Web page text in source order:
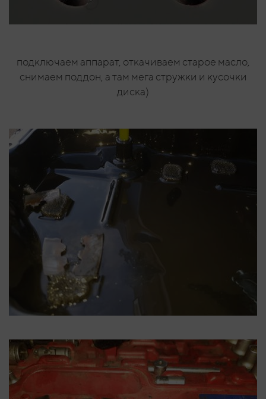
подключаем аппарат, откачиваем старое масло,
снимаем поддон, а там мега стружки и кусочки
диска)